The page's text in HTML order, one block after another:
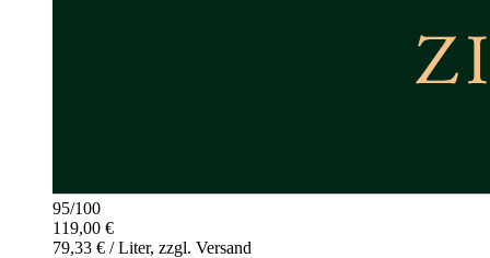
95/100
119,00 €
79,33 € / Liter, zzgl. Versand